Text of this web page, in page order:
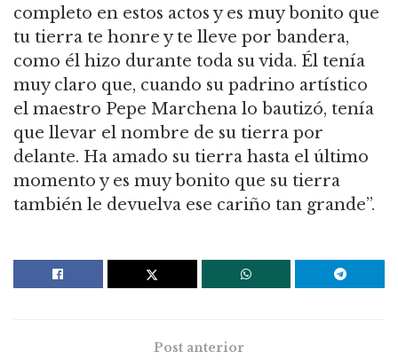
completo en estos actos y es muy bonito que
tu tierra te honre y te lleve por bandera,
como él hizo durante toda su vida. Él tenía
muy claro que, cuando su padrino artístico
el maestro Pepe Marchena lo bautizó, tenía
que llevar el nombre de su tierra por
delante. Ha amado su tierra hasta el último
momento y es muy bonito que su tierra
también le devuelva ese cariño tan grande”.
Post anterior